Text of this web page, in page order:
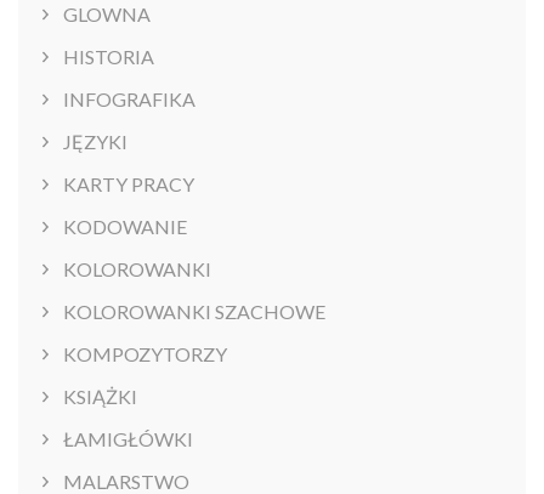
GLOWNA
HISTORIA
INFOGRAFIKA
JĘZYKI
KARTY PRACY
KODOWANIE
KOLOROWANKI
KOLOROWANKI SZACHOWE
KOMPOZYTORZY
KSIĄŻKI
ŁAMIGŁÓWKI
MALARSTWO